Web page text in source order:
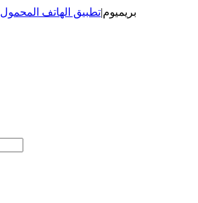
بريميوم|تطبيق الهاتف المحمول